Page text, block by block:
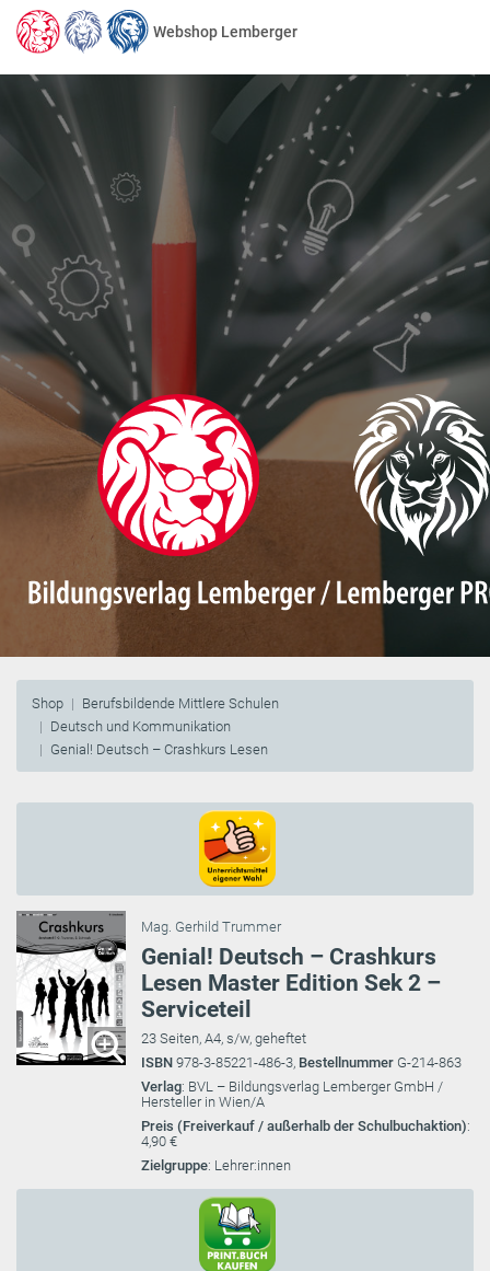
Webshop Lemberger
Shop
Berufsbildende Mittlere Schulen
Deutsch und Kommunikation
Genial! Deutsch – Crashkurs Lesen
Mag. Gerhild Trummer
Genial! Deutsch – Crashkurs
Lesen Master Edition Sek 2 –
Serviceteil
23 Seiten, A4, s/w, geheftet
ISBN 978-3-85221-486-3, Bestellnummer G-214-863
Verlag: BVL – Bildungsverlag Lemberger GmbH /
Hersteller in Wien/A
Preis (Freiverkauf / außerhalb der Schulbuchaktion):
4,90 €
Zielgruppe: Lehrer:innen